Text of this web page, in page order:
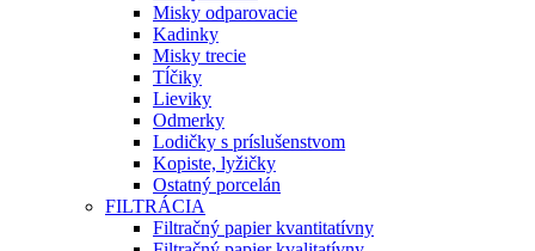
Misky odparovacie
Kadinky
Misky trecie
Tĺčiky
Lieviky
Odmerky
Lodičky s príslušenstvom
Kopiste, lyžičky
Ostatný porcelán
FILTRÁCIA
Filtračný papier kvantitatívny